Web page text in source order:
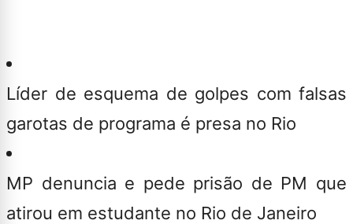
Líder de esquema de golpes com falsas
garotas de programa é presa no Rio
MP denuncia e pede prisão de PM que
atirou em estudante no Rio de Janeiro